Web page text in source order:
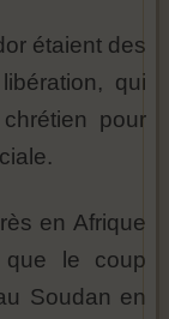
étaient des
qui
pour
en Afrique
que le coup
Soudan en